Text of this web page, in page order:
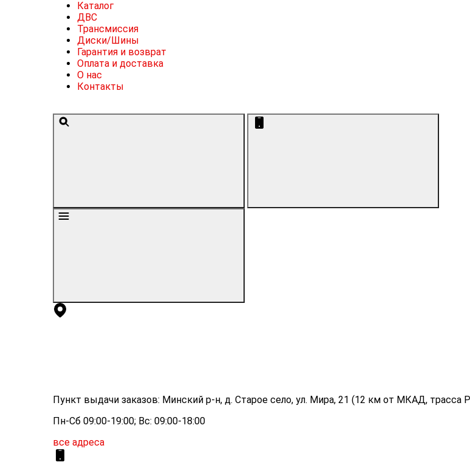
Каталог
ДВС
Трансмиссия
Диски/Шины
Гарантия и возврат
Оплата и доставка
О нас
Контакты
Пункт выдачи заказов: Минский р-н, д. Старое село, ул. Мира, 21 (12 км от МКАД, трасса
Пн-Сб 09:00-19:00; Вс: 09:00-18:00
все адреса